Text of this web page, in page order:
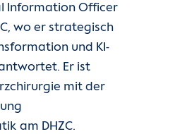
Information Officer
wo er strategisch
und KI-
Er ist
mit der
am DHZC.